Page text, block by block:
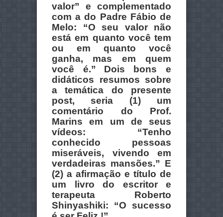
valor” e complementado
com a do Padre Fábio de
Melo: “O seu valor não
está em quanto você tem
ou em quanto você
ganha, mas em quem
você é.”
Dois bons e
didáticos resumos sobre
a temática do presente
post, seria (1) um
comentário do Prof.
Marins em um de seus
vídeos: “Tenho
conhecido pessoas
miseráveis, vivendo em
verdadeiras mansões.” E
(2) a afirmação e título de
um livro do escritor e
terapeuta Roberto
Shinyashiki: “O sucesso